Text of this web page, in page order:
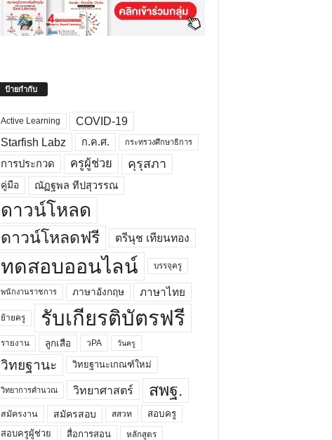
ป้ายกำกับ
Active Learning
COVID-19
Starfish Labz
ก.ค.ศ. กระทรวงศึกษาธิการ
การประกวด ครูผู้ช่วย คุรุสภา
คู่มือ ณัฏฐพล ทีปสุวรรณ
ดาวน์โหลด
ดาวน์โหลดฟรี ตรีนุช เทียนทอง
ทดสอบออนไลน์ บรรจุครู
พนักงานราชการ ภาษาอังกฤษ ภาษาไทย
ย้ายครู รับเกียรติบัตรฟรี
รายงาน ลูกเสือ วPA วันครู
วิทยฐานะ วิทยฐานะเกณฑ์ใหม่
วิทยาการคำนวณ วิทยาศาสตร์ สพฐ.
สมัครงาน สมัครสอบ สสวท
สอบครู
สอบครูผู้ช่วย
สื่อการสอน หลักสูตร